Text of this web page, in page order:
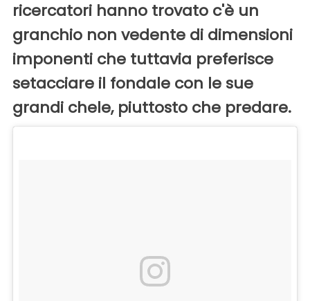
ricercatori hanno trovato c'è un
granchio non vedente di dimensioni
imponenti che tuttavia preferisce
setacciare il fondale con le sue
grandi chele, piuttosto che predare.